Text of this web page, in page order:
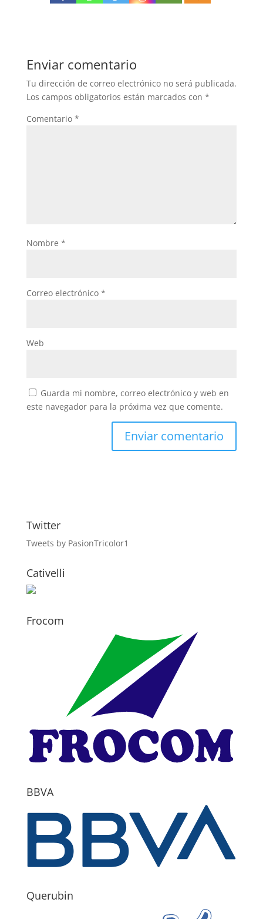
Enviar comentario
Tu dirección de correo electrónico no será publicada.
Los campos obligatorios están marcados con *
Comentario *
Nombre *
Correo electrónico *
Web
Guarda mi nombre, correo electrónico y web en
este navegador para la próxima vez que comente.
Twitter
Tweets by PasionTricolor1
Cativelli
Frocom
BBVA
Querubin